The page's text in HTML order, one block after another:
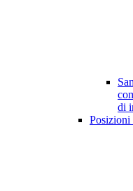
di
Posizioni